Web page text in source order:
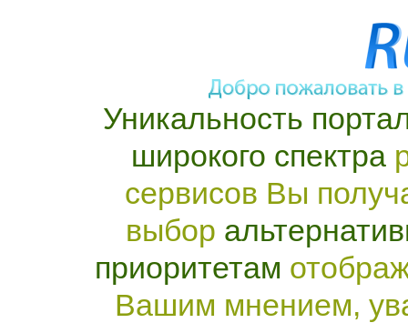
Уникальность
широкого спектра
сервисов Вы
выбор
приоритетам
Вашим мнением,